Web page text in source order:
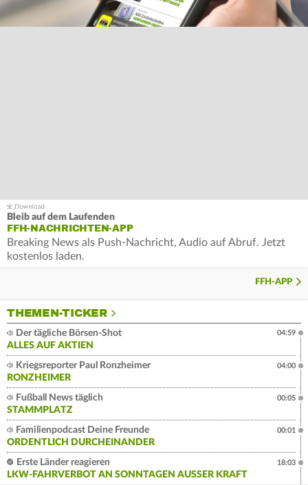
Bleib auf dem Laufenden
FFH-NACHRICHTEN-APP
Breaking News als Push-Nachricht, Audio auf Abruf. Jetzt
kostenlos laden.
FFH-APP
THEMEN-TICKER
Der tägliche Börsen-Shot
ALLES AUF AKTIEN
04:59
Kriegsreporter Paul Ronzheimer
RONZHEIMER
04:00
Fußball News täglich
STAMMPLATZ
00:05
Familienpodcast Deine Freunde
ORDENTLICH DURCHEINANDER
00:01
Erste Länder reagieren
LKW-FAHRVERBOT AN SONNTAGEN AUSSER KRAFT
18:03